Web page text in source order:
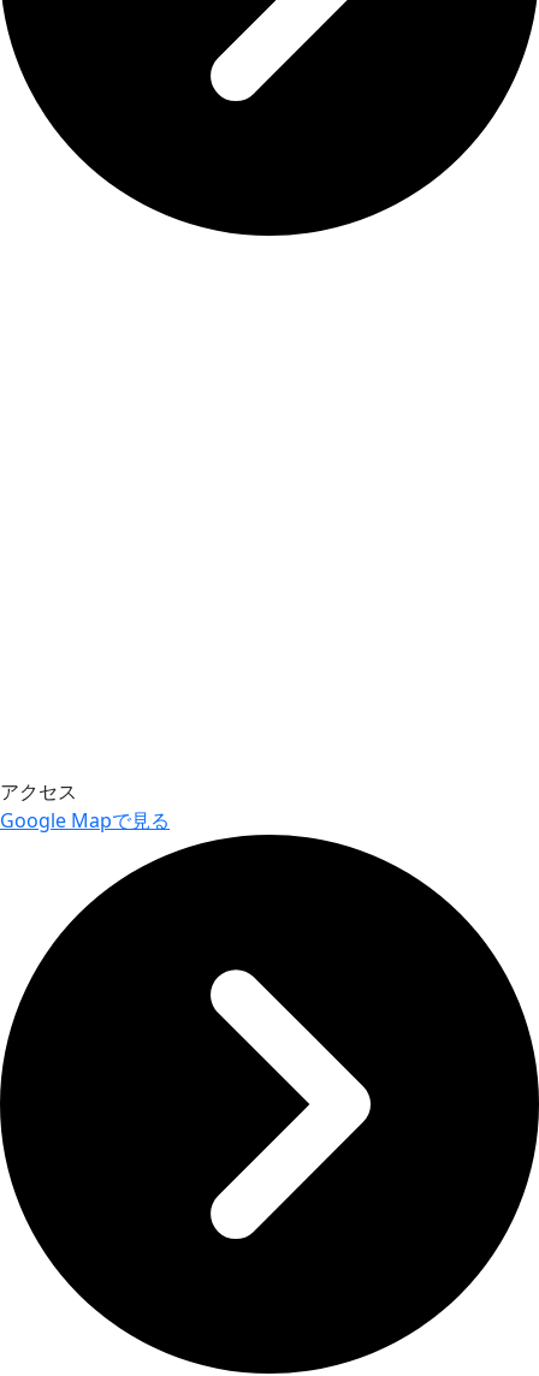
アクセス
Google Mapで見る